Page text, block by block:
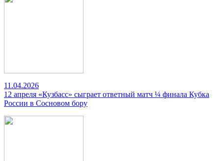
11.04.2026
12 апреля «Кузбасс» сыграет ответный матч ¼ финала Кубка
России в Сосновом бору